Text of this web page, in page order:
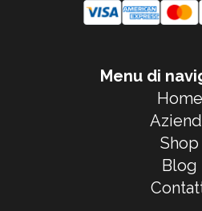
Menu di
Home
Shop
Blog